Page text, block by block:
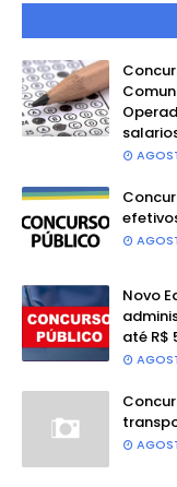
salarios
Novo
até R$